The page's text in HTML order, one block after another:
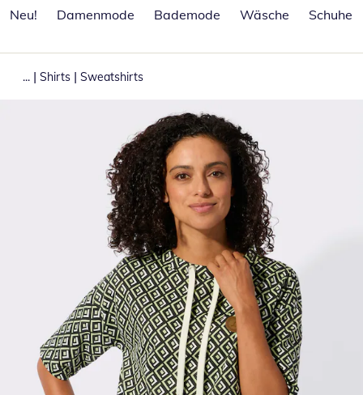
Neu!
Damenmode Bademode Wäsche Schuhe
... | Shirts | Sweatshirts